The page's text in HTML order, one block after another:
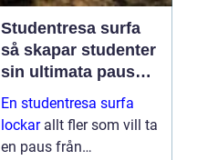
Studentresa surfa
så skapar studenter
sin ultimata paus
från plugget
En studentresa surfa
lockarallt fler som vill ta
en paus från